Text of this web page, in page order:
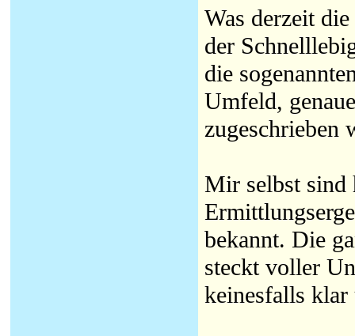
Was derzeit
der
die
Umfeld,
zugeschrieben
Mir selbst sind
bekannt. Die
steckt voller
keinesfalls